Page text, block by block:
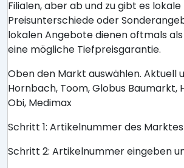
Filialen, aber ab und zu gibt es lokale
Preisunterschiede oder
lokalen Angebote dienen oftmals
eine mögliche Tiefpreisgarantie.
Oben den Markt auswählen. Aktuell
Hornbach, Toom, Globus Baumarkt,
Obi, Medimax
Schritt 1: Artikelnummer des
Schritt 2: Artikelnummer eingeben